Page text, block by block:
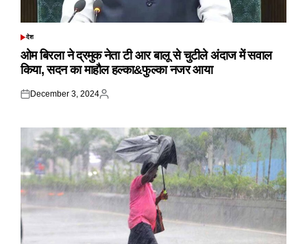
POSTED
देश
ओम बिरला ने द्रमुक नेता टी आर बालू से चुटीले अंदाज में सवाल
किया, सदन का माहौल हल्का&फुल्का नजर आया
Posted
December 3, 2024
Posted